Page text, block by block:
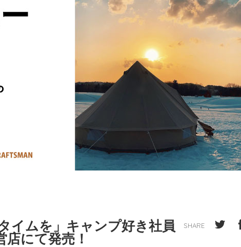
イムを」キャンプ好き社員
にて発売！
SHARE